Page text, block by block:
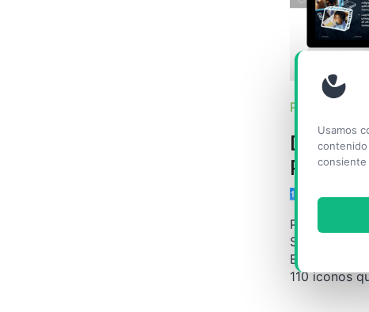
Usamos
contenido
PLANTILLAS
Plantilla de
Slides con
Este tema
110 iconos